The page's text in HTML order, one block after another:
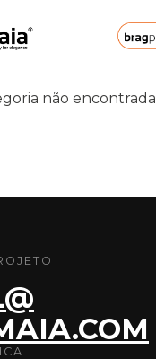
não encontrada